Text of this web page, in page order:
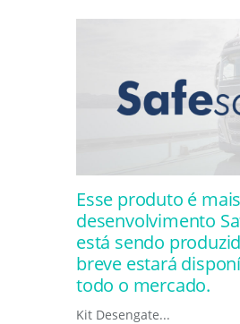
Esse produto é
desenvolvimento
está sendo
breve estará
todo o mercado.
Kit Desengate...